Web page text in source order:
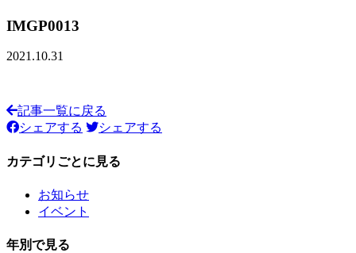
IMGP0013
2021.10.31
記事一覧に戻る
シェアする
シェアする
カテゴリごとに見る
お知らせ
イベント
年別で見る